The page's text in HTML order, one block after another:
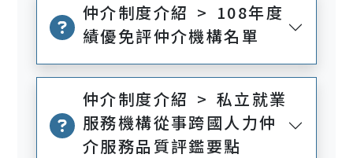
仲介制度介紹 > 108年度
績優免評仲介機構名單
仲介制度介紹 > 私立就業
服務機構從事跨國人力仲
介服務品質評鑑要點